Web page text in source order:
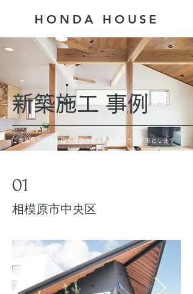
HONDA ​HOUSE
​新築施工 事例
ご家族の方が思い描く理想の家をホンダハウスが形にします
01
​相模原市中央区